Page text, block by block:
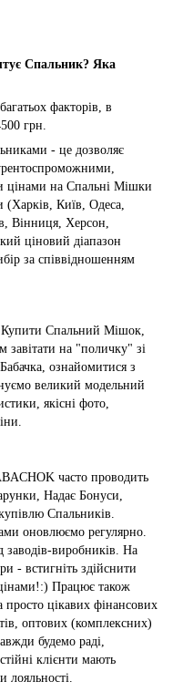
Спальник? Яка
факторів, в
грн.
- це дозволяє
цінами на Спальні Мішки
(Харків, Київ, Одеса,
Вінниця, Херсон,
ціновий діапазон
за співвідношенням
Купити Спальний Мішок,
завітати на "поличку" зі
ознайомитися з
великий модельний
якісні фото,
часто проводить
Надає Бонуси,
Спальників.
оновлюємо регулярно.
заводів-виробників. На
- встигніть здійснити
Працює також
просто цікавих фінансових
оптових (комплексних)
будемо раді,
клієнти мають
лояльності.